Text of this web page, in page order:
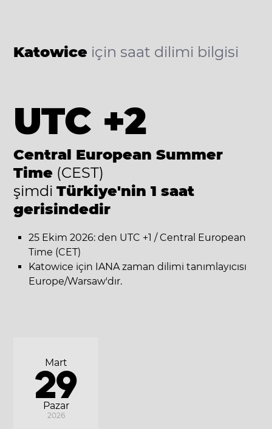
Katowice için saat dilimi bilgisi
UTC +2
Central European Summer
Time (CEST)
şimdi Türkiye'nin 1 saat
gerisindedir
25 Ekim 2026: den UTC +1 / Central European
Time (CET)
Katowice için IANA zaman dilimi tanımlayıcısı
Europe/Warsaw'dır.
Pazar
Mart
29
2026